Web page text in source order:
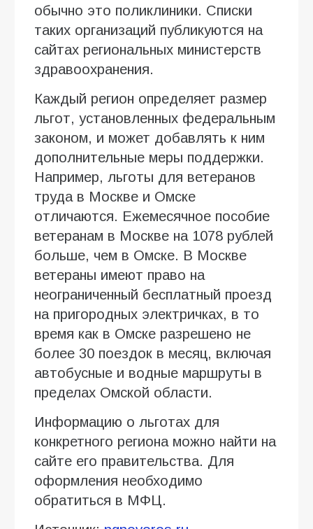
обычно это поликлиники. Списки
таких организаций публикуются на
сайтах региональных министерств
здравоохранения.
Каждый регион определяет размер
льгот, установленных федеральным
законом, и может добавлять к ним
дополнительные меры поддержки.
Например, льготы для ветеранов
труда в Москве и Омске
отличаются. Ежемесячное пособие
ветеранам в Москве на 1078 рублей
больше, чем в Омске. В Москве
ветераны имеют право на
неограниченный бесплатный проезд
на пригородных электричках, в то
время как в Омске разрешено не
более 30 поездок в месяц, включая
автобусные и водные маршруты в
пределах Омской области.
Информацию о льготах для
конкретного региона можно найти на
сайте его правительства. Для
оформления необходимо
обратиться в МФЦ.